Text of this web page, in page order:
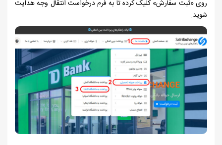
روی «ثبت سفارش» کلیک کرده تا به فرم درخواست انتقال وجه هدایت
شوید.